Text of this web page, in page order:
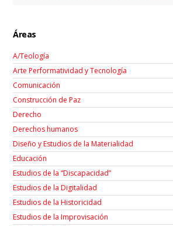
Áreas
A/Teología
Arte Performatividad y Tecnología
Comunicación
Construcción de Paz
Derecho
Derechos humanos
Diseño y Estudios de la Materialidad
Educación
Estudios de la “Discapacidad”
Estudios de la Digitalidad
Estudios de la Historicidad
Estudios de la Improvisación